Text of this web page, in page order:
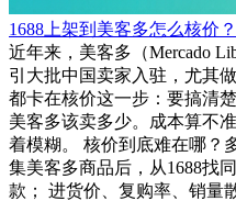
1688上架到美客多怎么核价
近年来，美客多（Mercado
引大批中国卖家入驻，尤其
都卡在核价这一步：要搞清
美客多该卖多少。成本算不
着模糊。 核价到底难在哪？
集美客多商品后，从1688找
款； 进货价、复购率、销量